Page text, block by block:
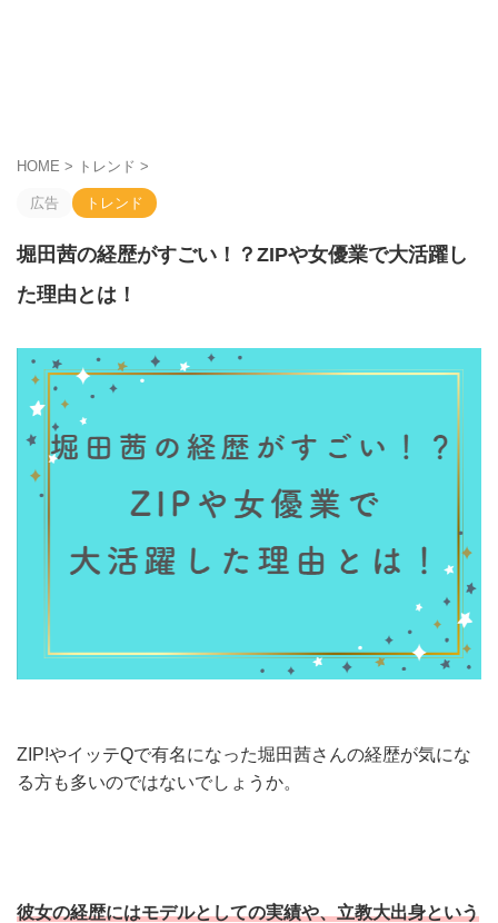
HOME > トレンド >
広告 トレンド
堀田茜の経歴がすごい！？ZIPや女優業で大活躍し
た理由とは！
ZIP!やイッテQで有名になった堀田茜さんの経歴が気にな
る方も多いのではないでしょうか。
彼女の経歴にはモデルとしての実績や、立教大出身という